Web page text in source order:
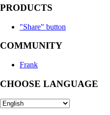
PRODUCTS
"Share" button
COMMUNITY
Frank
CHOOSE LANGUAGE